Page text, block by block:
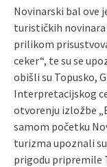
Novinarski bal ove
turističkih novinara
prilikom
ceker“, te su se
obišli su Topusko,
Interpretacijskog
otvorenju izložbe
samom početku
turizma upoznali
prigodu pripremile